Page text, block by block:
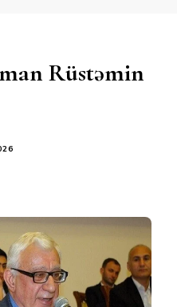
Rüstəmin